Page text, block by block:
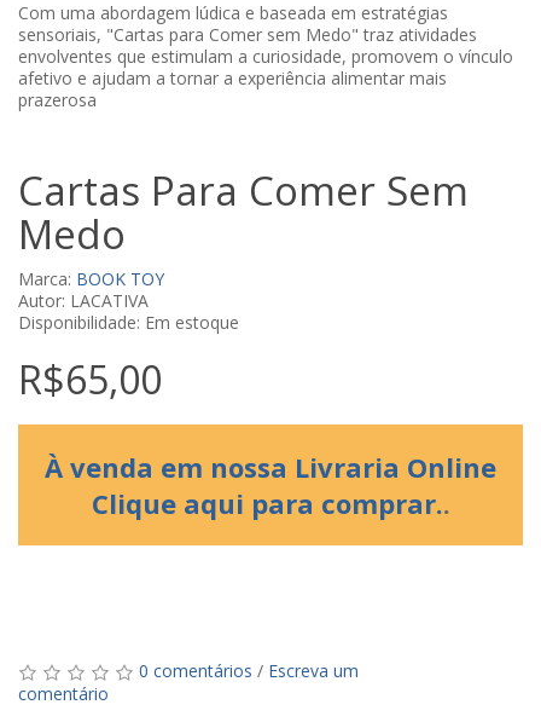
Com uma abordagem lúdica e baseada em estratégias
sensoriais, "Cartas para Comer sem Medo" traz atividades
envolventes que estimulam a curiosidade, promovem o vínculo
afetivo e ajudam a tornar a experiência alimentar mais
prazerosa
Cartas Para Comer Sem
Medo
Marca: BOOK TOY
Autor: LACATIVA
Disponibilidade: Em estoque
R$65,00
À venda em nossa Livraria Online
Clique aqui para comprar..
0 comentários / Escreva um
comentário